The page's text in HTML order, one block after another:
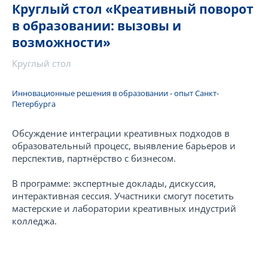
Круглый стол «Креативный поворот
в образовании: вызовы и
возможности»
Круглый стол
Инновационные решения в образовании - опыт Санкт-
Петербурга
Обсуждение интеграции креативных подходов в
образовательный процесс, выявление барьеров и
перспектив, партнёрство с бизнесом.
В программе: экспертные доклады, дискуссия,
интерактивная сессия. Участники смогут посетить
мастерские и лаборатории креативных индустрий
колледжа.